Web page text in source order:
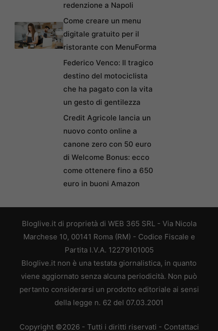
redenzione a Napoli
Come creare un menu
digitale gratuito per il
ristorante con MenuForma
Federico Venco: Il tragico
destino del motociclista
che ha pagato con la vita
un gesto di gentilezza
Credit Agricole lancia un
nuovo conto online a
canone zero con 50 euro
di Welcome Bonus: ecco
come ottenere fino a 650
euro in buoni Amazon
Bloglive.it di proprietà di WEB 365 SRL - Via Nicola
Marchese 10, 00141 Roma (RM) - Codice Fiscale e
Partita I.V.A. 12279101005
Bloglive.it non è una testata giornalistica, in quanto
viene aggiornato senza alcuna periodicità. Non può
pertanto considerarsi un prodotto editoriale ai sensi
della legge n. 62 del 07.03.2001
Copyright ©2026 - Tutti i diritti riservati - Contattaci